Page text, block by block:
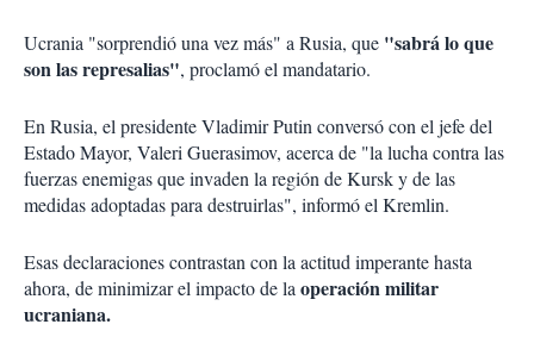
Ucrania "sorprendió una vez más" a Rusia, que "sabrá lo que
son las represalias", proclamó el mandatario.
En Rusia, el presidente Vladimir Putin conversó con el jefe del
Estado Mayor, Valeri Guerasimov, acerca de "la lucha contra las
fuerzas enemigas que invaden la región de Kursk y de las
medidas adoptadas para destruirlas", informó el Kremlin.
Esas declaraciones contrastan con la actitud imperante hasta
ahora, de minimizar el impacto de laoperación militar
ucraniana.